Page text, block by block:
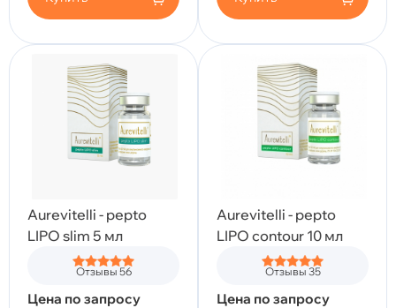
Aurevitelli - pepto
LIPO slim 5 мл
Отзывы 56
Цена по запросу
Aurevitelli - pepto
LIPO contour 10 мл
Отзывы 35
Цена по запросу